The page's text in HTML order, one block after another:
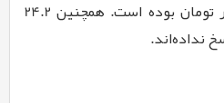
سیصد و بیست و پنج هزار تومان بوده است. همچنین 24.2
نداده‌اند.